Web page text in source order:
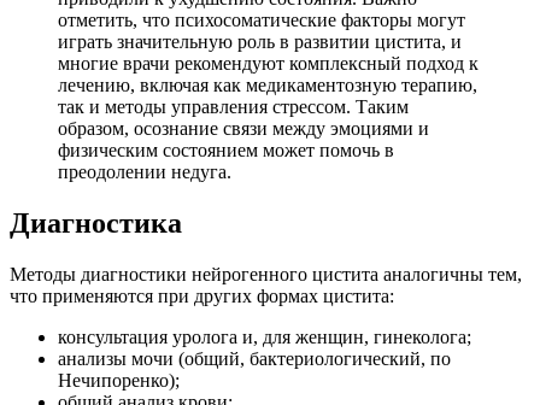
отметить, что психосоматические факторы могут
играть значительную роль в развитии цистита, и
многие врачи рекомендуют комплексный подход к
лечению, включая как медикаментозную терапию,
так и методы управления стрессом. Таким
образом, осознание связи между эмоциями и
физическим состоянием может помочь в
преодолении недуга.
Диагностика
Методы диагностики нейрогенного цистита аналогичны тем,
что применяются при других формах цистита:
консультация уролога и, для женщин, гинеколога;
анализы мочи (общий, бактериологический, по
Нечипоренко);